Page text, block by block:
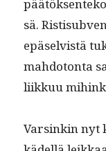
sä.
epä­selvistä
mah­do­ton­ta
liikkuu
Varsinkin nyt